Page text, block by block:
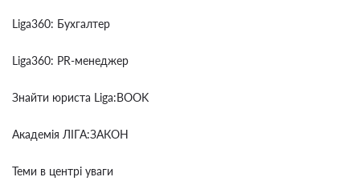
Liga360: Бухгалтер
Liga360: PR-менеджер
Знайти юриста Liga:BOOK
Академія ЛІГА:ЗАКОН
Теми в центрі уваги